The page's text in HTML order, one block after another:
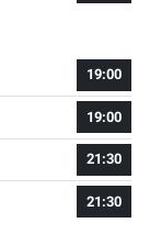
19:00
19:00
21:30
21:30